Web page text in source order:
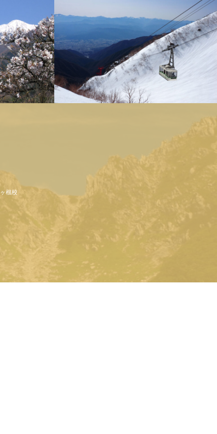
駒ヶ岳ロープウェイ
根校